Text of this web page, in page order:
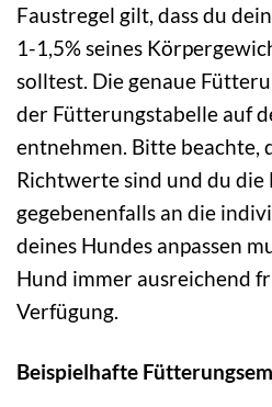
Faustregel gilt, dass du
1-1,5% seines
solltest. Die genaue
der Fütterungstabelle auf
entnehmen. Bitte beachte,
Richtwerte sind und du die
gegebenenfalls an die
deines Hundes anpassen
Hund immer ausreichend
Verfügung.
Beispielhafte